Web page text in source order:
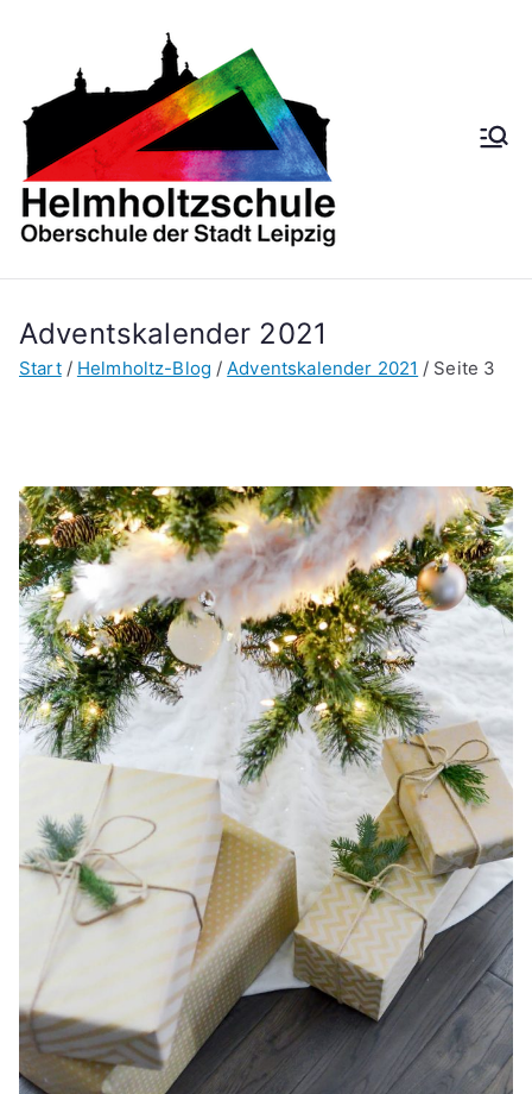
springen
ule
Adventskalender 2021
Start Helmholtz-Blog Adventskalender 2021 Seite 3